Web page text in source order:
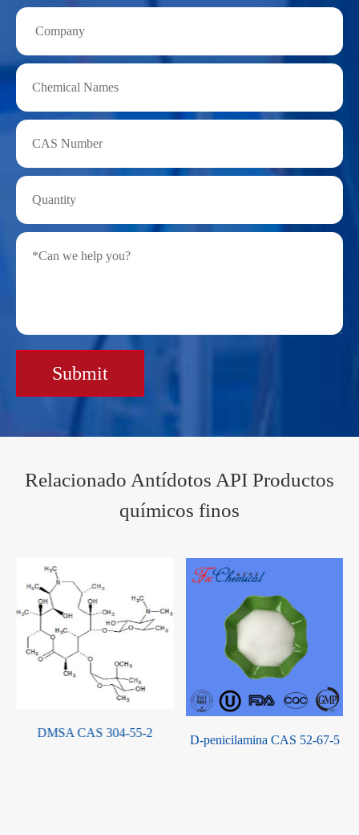
Submit
Relacionado Antídotos API Productos
químicos finos
D-penicilamina CAS 52-67-5
DE SODIO 2,3-dimercapto-1-